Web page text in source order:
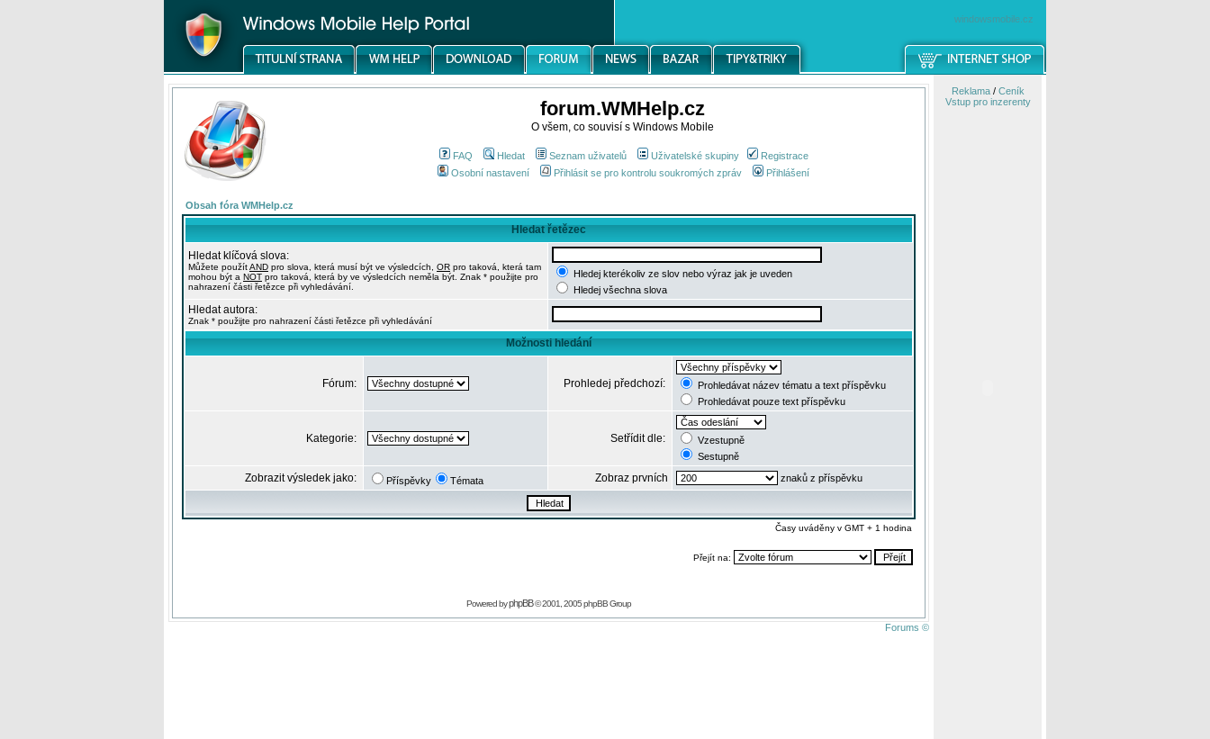
windowsmobile.cz
forum.WMHelp.cz
O všem, co souvisí s Windows Mobile
FAQ Hledat Seznam uživatelů Uživatelské skupiny
Registrace
Osobní nastavení
Přihlásit se pro kontrolu soukromých zpráv Přihlášení
Obsah fóra WMHelp.cz
Hledat řetězec
Hledat klíčová slova:
Můžete použítAND pro slova, která musí být ve výsledcích, OR pro taková, která tam
mohou být a NOT pro taková, která by ve výsledcích neměla být. Znak * použijte pro
nahrazení části řetězce při vyhledávání.
Hledej kterékoliv ze slov nebo výraz jak je uveden
Hledej všechna slova
Hledat autora:
Znak * použijte pro nahrazení části řetězce při vyhledávání
Možnosti hledání
Fórum: Prohledej předchozí:
Prohledávat název tématu a text příspěvku
Prohledávat pouze text příspěvku
Kategorie: Setřídit dle:
Vzestupně
Sestupně
Zobrazit výsledek jako: Příspěvky Témata Zobraz prvních znaků z příspěvku
Časy uváděny v GMT + 1 hodina
Přejít na:
Powered byphpBB© 2001, 2005 phpBB Group
Forums ©
Reklama/ Ceník
Vstup pro inzerenty